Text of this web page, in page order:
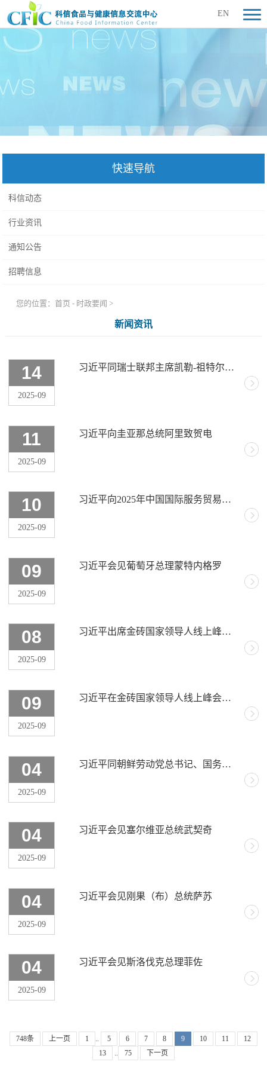
EN
快速导航
科信动态
行业资讯
通知公告
招聘信息
您的位置：首页 - 时政要闻 >
新闻资讯
14
2025-09
习近平同瑞士联邦主席凯勒-祖特尔就中瑞建交75周年互致贺电
11
2025-09
习近平向圭亚那总统阿里致贺电
10
2025-09
习近平向2025年中国国际服务贸易交易会致贺信
09
2025-09
习近平会见葡萄牙总理蒙特内格罗
08
2025-09
习近平出席金砖国家领导人线上峰会并发表重要讲话
09
2025-09
习近平在金砖国家领导人线上峰会的讲话（全文）
04
2025-09
习近平同朝鲜劳动党总书记、国务委员长金正恩举行会谈
04
2025-09
习近平会见塞尔维亚总统武契奇
04
2025-09
习近平会见刚果（布）总统萨苏
04
2025-09
习近平会见斯洛伐克总理菲佐
748条 上一页 1 .. 5 6 7 8 9 10 11
12
13
.. 75 下一页